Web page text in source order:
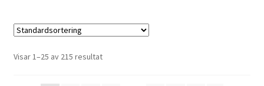
Visar 1–25 av 215 resultat